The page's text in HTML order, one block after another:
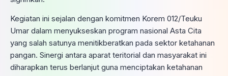
Kegiatan ini sejalan dengan komitmen Korem 012/Teuku
Umar dalam menyukseskan program nasional Asta Cita
yang salah satunya menitikberatkan pada sektor ketahanan
pangan. Sinergi antara aparat teritorial dan masyarakat ini
diharapkan terus berlanjut guna menciptakan ketahanan